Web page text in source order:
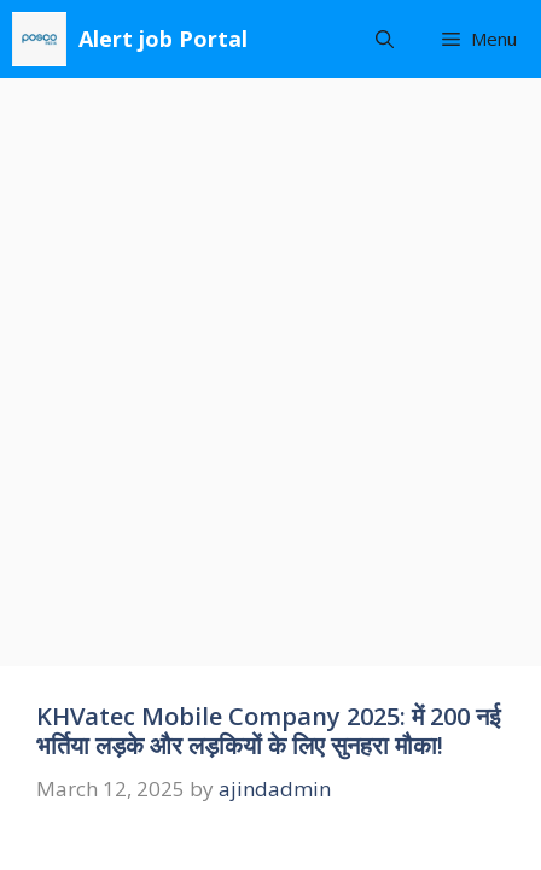
Skip
content
Alert job Portal Menu
KHVatec Mobile Company 2025: में 200 नई
भर्तिया लड़के और लड़कियों के लिए सुनहरा मौका!
March 12, 2025 by ajindadmin